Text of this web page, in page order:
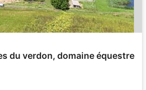
du verdon, domaine équestre